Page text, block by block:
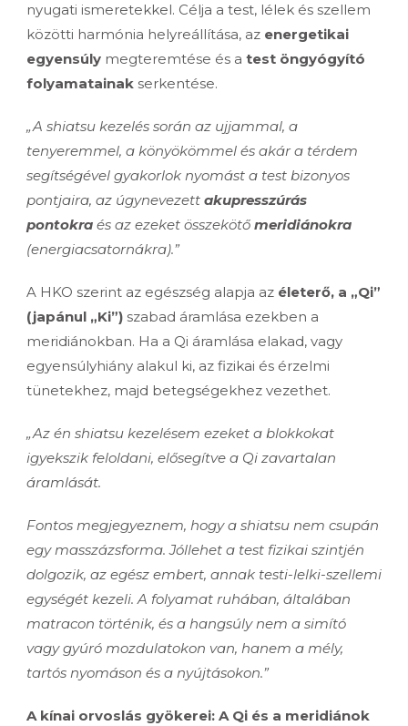
nyugati ismeretekkel. Célja a test, lélek és szellem
közötti harmónia helyreállítása, az energetikai
egyensúly megteremtése és a test öngyógyító
folyamatainak serkentése.
„A shiatsu kezelés során az ujjammal, a
tenyeremmel, a könyökömmel és akár a térdem
segítségével gyakorlok nyomást a test bizonyos
pontjaira, az úgynevezett akupresszúrás
pontokra és az ezeket összekötő meridiánokra
(energiacsatornákra).”
A HKO szerint az egészség alapja az életerő, a „Qi”
(japánul „Ki”) szabad áramlása ezekben a
meridiánokban. Ha a Qi áramlása elakad, vagy
egyensúlyhiány alakul ki, az fizikai és érzelmi
tünetekhez, majd betegségekhez vezethet.
„Az én shiatsu kezelésem ezeket a blokkokat
igyekszik feloldani, elősegítve a Qi zavartalan
áramlását.
Fontos megjegyeznem, hogy a shiatsu nem csupán
egy masszázsforma. Jóllehet a test fizikai szintjén
dolgozik, az egész embert, annak testi-lelki-szellemi
egységét kezeli. A folyamat ruhában, általában
matracon történik, és a hangsúly nem a simító
vagy gyúró mozdulatokon van, hanem a mély,
tartós nyomáson és a nyújtásokon.”
A kínai orvoslás gyökerei: A Qi és a meridiánok